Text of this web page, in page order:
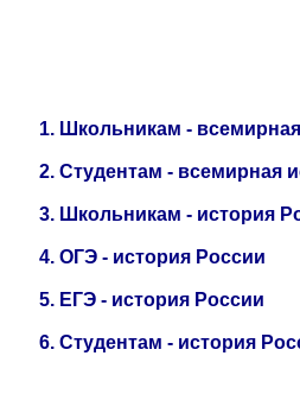
1. Школьникам -
2. Студентам - всемирная
3. Школьникам - история
4. ОГЭ - история России
5. ЕГЭ - история России
6. Студентам - история